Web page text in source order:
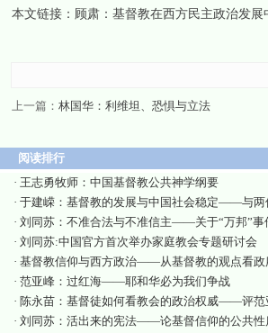
本文链接： 顾肃：基督教在西方民主政治发展
上一篇： 林国华：利维坦、恐惧与立法
阅读排行
· 王志勇牧师：中国基督教公共神学纲要
· 于建嵘：基督教的发展与中国社会稳定——与两
· 刘同苏：不准合法与不准信主——关于“万邦”事
· 刘同苏:中国官方首次举办家庭教会专题研讨会
· 基督教信仰与西方政治——从基督教的观点看政
· 范亚峰：过红海——耶和华必为我们争战
· 陈永苗：基督徒如何看教会的政治权威——评范
· 刘同苏：活出来的宪法——论基督信仰的公共性